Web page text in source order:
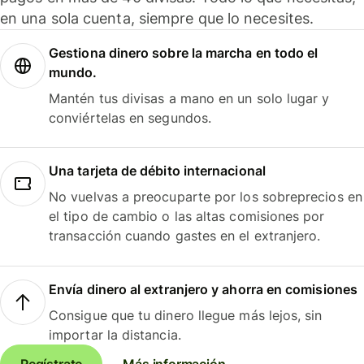
en una sola cuenta, siempre que lo necesites.
Gestiona dinero sobre la marcha en todo el
mundo.
Mantén tus divisas a mano en un solo lugar y
conviértelas en segundos.
Una tarjeta de débito internacional
No vuelvas a preocuparte por los sobreprecios en
el tipo de cambio o las altas comisiones por
transacción cuando gastes en el extranjero.
Envía dinero al extranjero y ahorra en comisiones
Consigue que tu dinero llegue más lejos, sin
importar la distancia.